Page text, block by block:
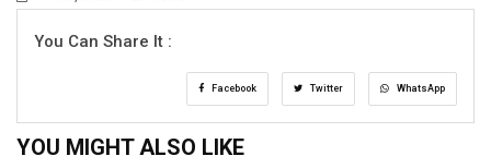
You Can Share It :
Facebook Twitter WhatsApp
YOU MIGHT ALSO LIKE